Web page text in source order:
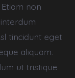
non
tincidunt eget
aliquam.
ut tristique